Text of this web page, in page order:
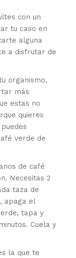
con un
tu caso en
alguna
a disfrutar de
organismo,
más
estas no
quieres
verde de
de café
Necesitas 2
taza de
apaga el
tapa y
Cuela y
la que te